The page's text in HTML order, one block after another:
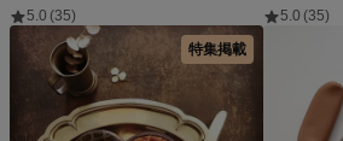
5.0 (35)
5.0 (35)
特集掲載